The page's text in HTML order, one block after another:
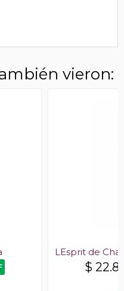
vieron:
LEsprit de
$